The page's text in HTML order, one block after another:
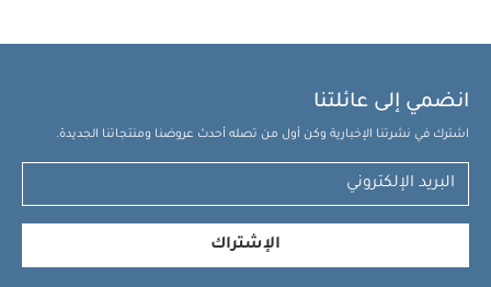
انضمي إلى عائلتنا
اشترك في نشرتنا الإخبارية وكن أول من تصله أحدث عروضنا ومنتجاتنا الجديدة.
الإشتراك